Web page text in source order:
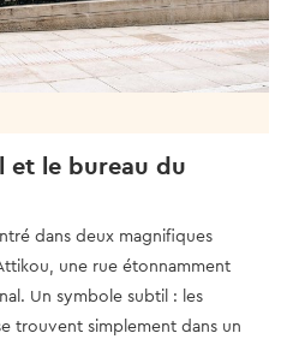
et le bureau du
dans deux magnifiques
une rue étonnamment
Un symbole subtil : les
trouvent simplement dans un